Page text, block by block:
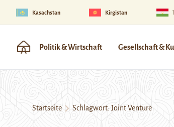
Kasachstan Kirgistan
Politik & Wirtschaft Gesellschaft &
Startseite Schlagwort: Joint Venture